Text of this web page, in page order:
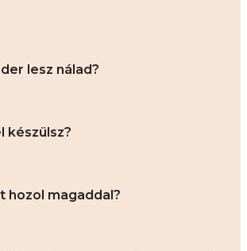
lesz nálad?
készülsz?
hozol magaddal?